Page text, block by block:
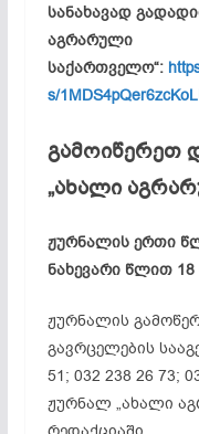
სანახავად
აგრარული
საქართველო“:
s/
გამოიწერეთ
„ახალი
ჟურნალის ერთი
ნახევარი წლით
ჟურნალის
გავრცელების
51; 032 238 26 73;
ჟურნალ „ახალი